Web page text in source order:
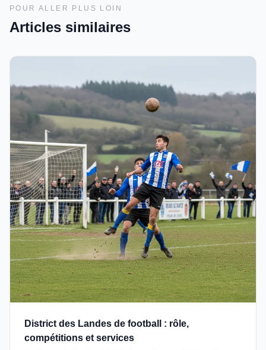
POUR ALLER PLUS LOIN
Articles similaires
District des Landes de football : rôle,
compétitions et services